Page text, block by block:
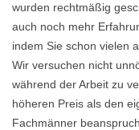
wurden rechtmäßig
auch noch mehr
indem Sie schon vielen
Wir versuchen nicht
während der Arbeit zu
höheren Preis als den
Fachmänner